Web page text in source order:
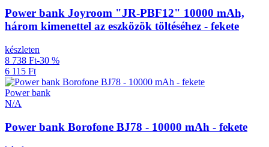
Power bank Joyroom "JR-PBF12" 10000 mAh,
három kimenettel az eszközök töltéséhez - fekete
készleten
8 738 Ft-30 %
6 115 Ft
Power bank
N/A
Power bank Borofone BJ78 - 10000 mAh - fekete